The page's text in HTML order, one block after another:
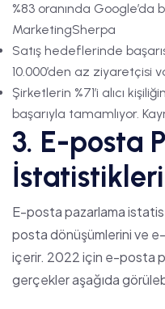
%83 oranında Google’da
MarketingSherpa
Satış hedeflerinde
10.000’den az ziyaretçisi
Şirketlerin %71’i alıcı
başarıyla tamamlıyor.
3. E-posta
İstatistikleri
E-posta pazarlama
posta dönüşümlerini ve e-
içerir. 2022 için e-posta
gerçekler aşağıda